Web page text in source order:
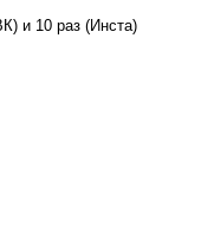
и 10 раз (Инста)